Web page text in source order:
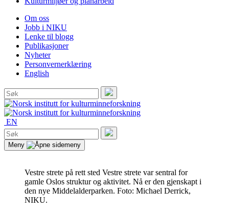
Om oss
Jobb i NIKU
Lenke til blogg
Publikasjoner
Nyheter
Personvernerklæring
English
Søk
etter:
Søk
EN
Søk
etter:
Søk
Meny
Vestre strete på rett sted Vestre strete var sentral for
gamle Oslos struktur og aktivitet. Nå er den gjenskapt i
den nye Middelalderparken. Foto: Michael Derrick,
NIKU.